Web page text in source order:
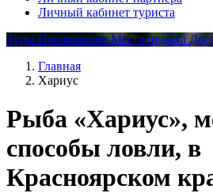
Личный кабинет туриста
Туры ПроживаниеМеста отдыха
Главная
Хариус
Рыба «Хариус»,
способы ловли, в
Красноярском